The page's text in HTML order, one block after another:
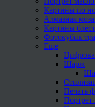
Картины по
Алмазная
Картины
Фотокубик
Еще
Шарж
Печать
Портрет